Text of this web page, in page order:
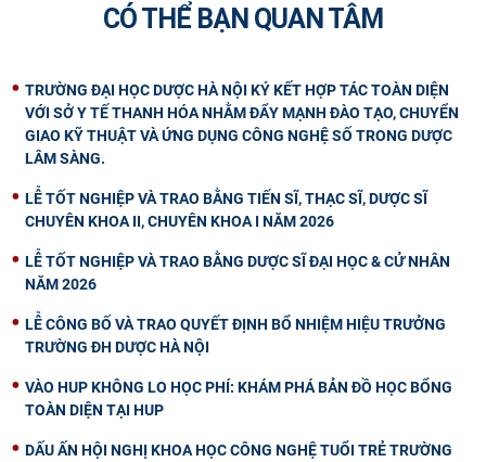
CÓ THỂ BẠN QUAN TÂM
TRƯỜNG ĐẠI HỌC DƯỢC HÀ NỘI KÝ KẾT HỢP TÁC TOÀN DIỆN
VỚI SỞ Y TẾ THANH HÓA NHẰM ĐẨY MẠNH ĐÀO TẠO, CHUYỂN
GIAO KỸ THUẬT VÀ ỨNG DỤNG CÔNG NGHỆ SỐ TRONG DƯỢC
LÂM SÀNG.
LỄ TỐT NGHIỆP VÀ TRAO BẰNG TIẾN SĨ, THẠC SĨ, DƯỢC SĨ
CHUYÊN KHOA II, CHUYÊN KHOA I NĂM 2026
LỄ TỐT NGHIỆP VÀ TRAO BẰNG DƯỢC SĨ ĐẠI HỌC & CỬ NHÂN
NĂM 2026
LỄ CÔNG BỐ VÀ TRAO QUYẾT ĐỊNH BỔ NHIỆM HIỆU TRƯỞNG
TRƯỜNG ĐH DƯỢC HÀ NỘI
VÀO HUP KHÔNG LO HỌC PHÍ: KHÁM PHÁ BẢN ĐỒ HỌC BỔNG
TOÀN DIỆN TẠI HUP
DẤU ẤN HỘI NGHỊ KHOA HỌC CÔNG NGHỆ TUỔI TRẺ TRƯỜNG